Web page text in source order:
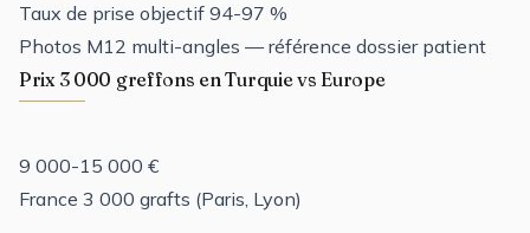
Taux de prise objectif 94-97 %
Photos M12 multi-angles — référence dossier patient
Prix 3 000 greffons en Turquie vs Europe
9 000-15 000 €
France 3 000 grafts (Paris, Lyon)